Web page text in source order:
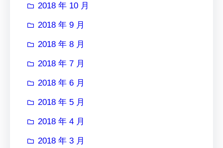
2018 年 10 月
2018 年 9 月
2018 年 8 月
2018 年 7 月
2018 年 6 月
2018 年 5 月
2018 年 4 月
2018 年 3 月